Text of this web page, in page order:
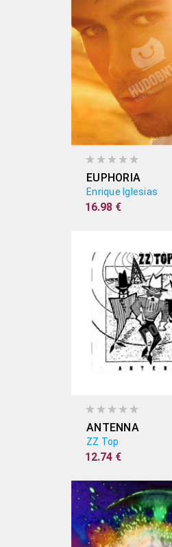
EUPHORIA
Enrique Iglesias
16.98 €
ANTENNA
ZZ Top
12.74 €